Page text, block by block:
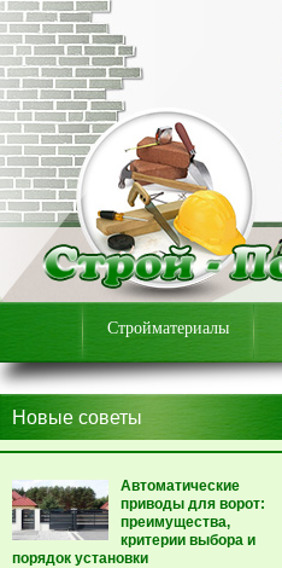
Стройматериалы
Новые советы
Автоматические
приводы для ворот:
преимущества,
критерии выбора и
порядок установки